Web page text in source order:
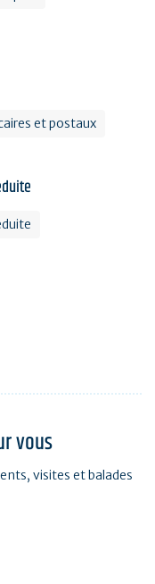
et postaux
vous
visites et balades